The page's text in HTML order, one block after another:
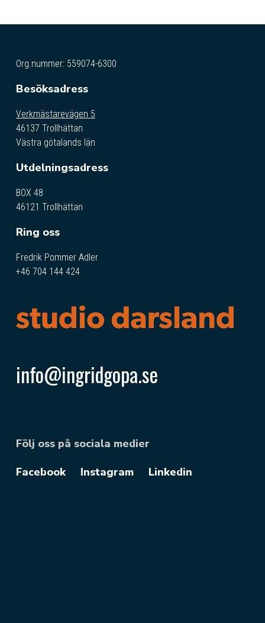
Org.nummer: 559074-6300
Besöksadress
Verkmästarevägen 5
46137 Trollhättan
Västra götalands län
Utdelningsadress
BOX 48
46121 Trollhättan
Ring oss
Fredrik Pommer Adler
+46 704 144 424
info@ingridgopa.se
Följ oss på sociala medier
Facebook
Instagram Linkedin